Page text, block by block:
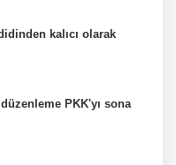
kalıcı olarak
PKK'yı sona